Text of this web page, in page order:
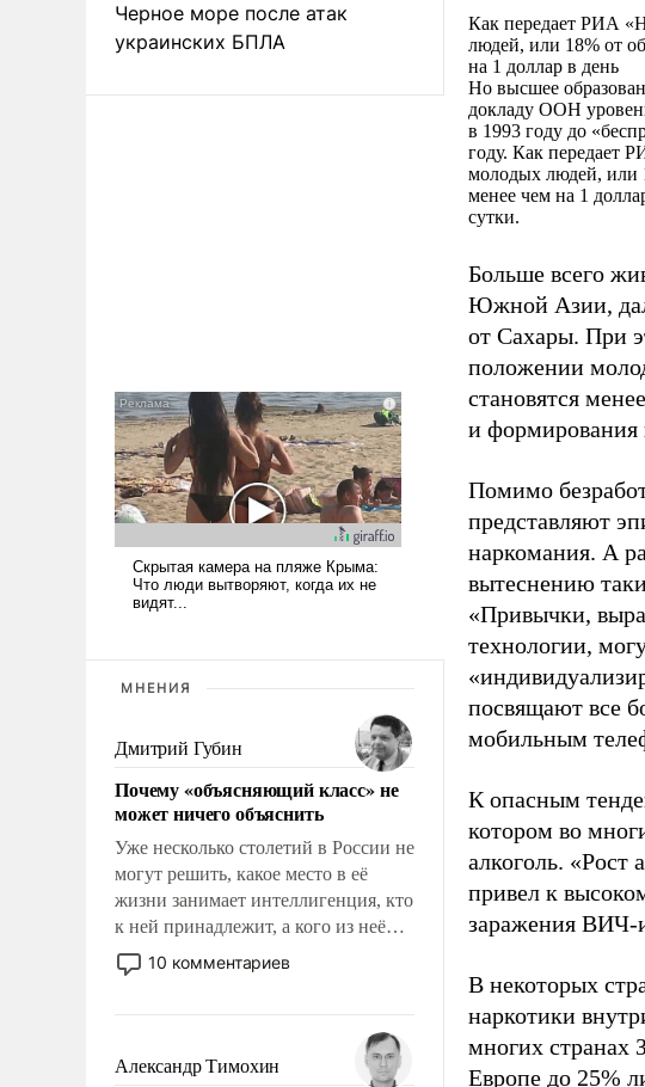
Черное море после атак
украинских БПЛА
МНЕНИЯ
Дмитрий Губин
Почему «объясняющий класс» не
может ничего объяснить
Уже несколько столетий в России не
могут решить, какое место в её
жизни занимает интеллигенция, кто
к ней принадлежит, а кого из неё
исключили с правом
восстановления и без оного. И чем
казалось, что эти вопросы решены
10 комментариев
Александр Тимохин
Как передает РИА
людей, или 18% от
на 1 доллар в день
Но высшее
докладу ООН
в 1993 году до
году. Как передает
молодых людей, или
менее чем на 1
сутки.
Больше всего
Южной Азии,
от Сахары. При
положении
становятся
и формирования
Помимо
представляют
наркомания. А
вытеснению
«Привычки,
технологии,
посвящают все
мобильным
К опасным
котором во
алкоголь. «Рост
привел к
заражения ВИЧ-
В некоторых
наркотики
многих странах
Европе до 25%